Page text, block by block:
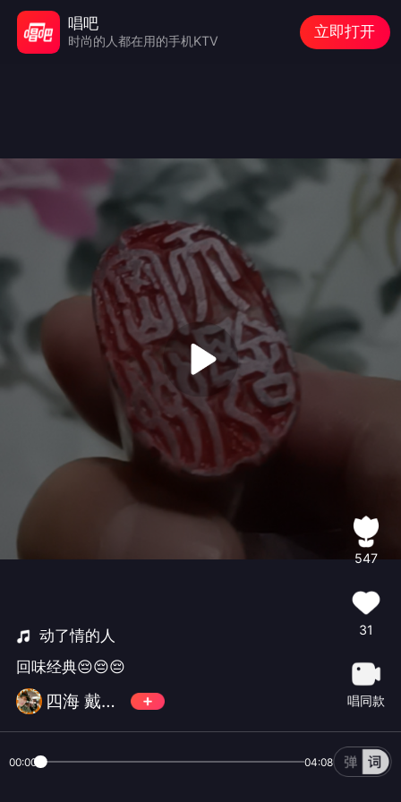
动了情的人
回味经典😔😔😔
四海 戴新平
547
31
唱同款
00:00 04:08
唱吧
时尚的人都在用的手机KTV
立即打开